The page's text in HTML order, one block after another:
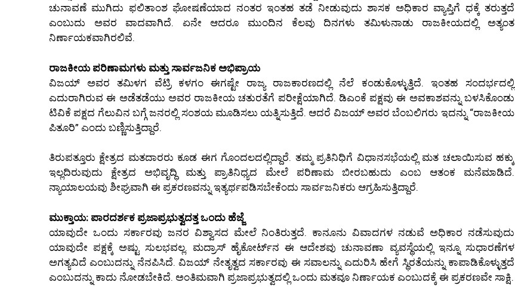
ಚುನಾವಣೆ ಮುಗಿದು ಫಲಿತಾಂಶ ಘೋಷಣೆಯಾದ ನಂತರ ಇಂತಹ ತಡೆ ನೀಡುವುದು ಶಾಸಕ ಅಧಿಕಾರ ವ್ಯಾಪ್ತಿಗೆ ಧಕ್ಕೆ ತರುತ್ತದೆ
ಎಂಬುದು ಅವರ ವಾದವಾಗಿದೆ. ಏನೇ ಆದರೂ ಮುಂದಿನ ಕೆಲವು ದಿನಗಳು ತಮಿಳುನಾಡು ರಾಜಕೀಯದಲ್ಲಿ ಅತ್ಯಂತ
ನಿರ್ಣಾಯಕವಾಗಿರಲಿವೆ.
ರಾಜಕೀಯ ಪರಿಣಾಮಗಳು ಮತ್ತು ಸಾರ್ವಜನಿಕ ಅಭಿಪ್ರಾಯ
ವಿಜಯ್ ಅವರ ತಮಿಳಗ ವೆಟ್ರಿ ಕಳಗಂ ಈಗಷ್ಟೇ ರಾಜ್ಯ ರಾಜಕಾರಣದಲ್ಲಿ ನೆಲೆ ಕಂಡುಕೊಳ್ಳುತ್ತಿದೆ. ಇಂತಹ ಸಂದರ್ಭದಲ್ಲಿ
ಎದುರಾಗಿರುವ ಈ ಅಡೆತಡೆಯು ಅವರ ರಾಜಕೀಯ ಚತುರತೆಗೆ ಪರೀಕ್ಷೆಯಾಗಿದೆ. ಡಿಎಂಕೆ ಪಕ್ಷವು ಈ ಅವಕಾಶವನ್ನು ಬಳಸಿಕೊಂಡು
ಟಿವಿಕೆ ಪಕ್ಷದ ಗೆಲುವಿನ ಬಗ್ಗೆ ಜನರಲ್ಲಿ ಸಂಶಯ ಮೂಡಿಸಲು ಯತ್ನಿಸುತ್ತಿದೆ. ಆದರೆ ವಿಜಯ್ ಅವರ ಬೆಂಬಲಿಗರು ಇದನ್ನು “ರಾಜಕೀಯ
ಪಿತೂರಿ” ಎಂದು ಬಣ್ಣಿಸುತ್ತಿದ್ದಾರೆ.
ತಿರುಪತ್ತೂರು ಕ್ಷೇತ್ರದ ಮತದಾರರು ಕೂಡ ಈಗ ಗೊಂದಲದಲ್ಲಿದ್ದಾರೆ. ತಮ್ಮ ಪ್ರತಿನಿಧಿಗೆ ವಿಧಾನಸಭೆಯಲ್ಲಿ ಮತ ಚಲಾಯಿಸುವ ಹಕ್ಕು
ಇಲ್ಲದಿರುವುದು ಕ್ಷೇತ್ರದ ಅಭಿವೃದ್ಧಿ ಮತ್ತು ಪ್ರಾತಿನಿಧ್ಯದ ಮೇಲೆ ಪರಿಣಾಮ ಬೀರಬಹುದು ಎಂಬ ಆತಂಕ ಮನೆಮಾಡಿದೆ.
ನ್ಯಾಯಾಲಯವು ಶೀಘ್ರವಾಗಿ ಈ ಪ್ರಕರಣವನ್ನು ಇತ್ಯರ್ಥಪಡಿಸಬೇಕೆಂದು ಸಾರ್ವಜನಿಕರು ಆಗ್ರಹಿಸುತ್ತಿದ್ದಾರೆ.
ಮುಕ್ತಾಯ: ಪಾರದರ್ಶಕ ಪ್ರಜಾಪ್ರಭುತ್ವದತ್ತ ಒಂದು ಹೆಜ್ಜೆ
ಯಾವುದೇ ಒಂದು ಸರ್ಕಾರವು ಜನರ ವಿಶ್ವಾಸದ ಮೇಲೆ ನಿಂತಿರುತ್ತದೆ. ಕಾನೂನು ವಿವಾದಗಳ ನಡುವೆ ಅಧಿಕಾರ ನಡೆಸುವುದು
ಯಾವುದೇ ಪಕ್ಷಕ್ಕೆ ಅಷ್ಟು ಸುಲಭವಲ್ಲ. ಮದ್ರಾಸ್ ಹೈಕೋರ್ಟ್‌ನ ಈ ಆದೇಶವು ಚುನಾವಣಾ ವ್ಯವಸ್ಥೆಯಲ್ಲಿ ಇನ್ನೂ ಸುಧಾರಣೆಗಳ
ಅಗತ್ಯವಿದೆ ಎಂಬುದನ್ನು ನೆನಪಿಸಿದೆ. ವಿಜಯ್ ನೇತೃತ್ವದ ಸರ್ಕಾರವು ಈ ಸವಾಲನ್ನು ಎದುರಿಸಿ ಹೇಗೆ ಸ್ಥಿರತೆಯನ್ನು ಕಾಪಾಡಿಕೊಳ್ಳುತ್ತದೆ
ಎಂಬುದನ್ನು ಕಾದು ನೋಡಬೇಕಿದೆ. ಅಂತಿಮವಾಗಿ ಪ್ರಜಾಪ್ರಭುತ್ವದಲ್ಲಿ ಒಂದು ಮತವೂ ನಿರ್ಣಾಯಕ ಎಂಬುದಕ್ಕೆ ಈ ಪ್ರಕರಣವೇ ಸಾಕ್ಷಿ.